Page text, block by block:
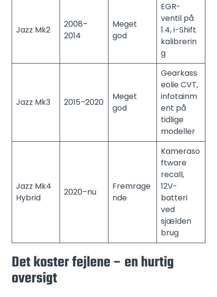
Jazz Mk2
2008–
2014
Meget
god
EGR-
ventil på
1.4, i-Shift
kalibrerin
g
Jazz Mk3 2015–2020
Meget
god
Gearkass
eolie CVT,
infotainm
ent på
tidlige
modeller
Jazz Mk4
Hybrid
2020–nu
Fremrage
nde
Kameraso
ftware
recall,
12V-
batteri
ved
sjælden
brug
Det koster fejlene – en hurtig
oversigt